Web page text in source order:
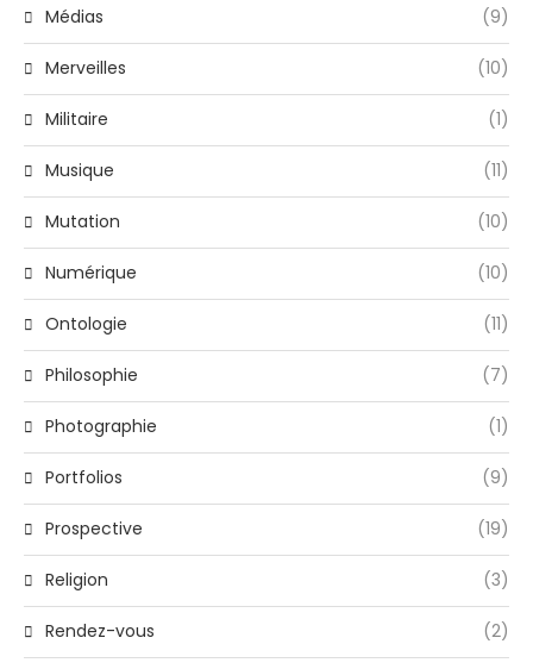
Médias (9)
Merveilles (10)
Militaire (1)
Musique (11)
Mutation (10)
Numérique (10)
Ontologie (11)
Philosophie (7)
Photographie (1)
Portfolios (9)
Prospective (19)
Religion (3)
Rendez-vous (2)